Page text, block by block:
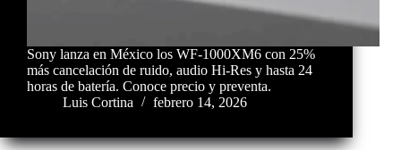
Sony lanza en México los WF-1000XM6 con 25%
más cancelación de ruido, audio Hi-Res y hasta 24
horas de batería. Conoce precio y preventa.
Luis Cortina
febrero 14, 2026